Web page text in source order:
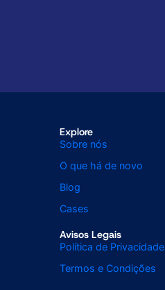
Explore
Sobre nós
O que há de novo
Blog
Cases
Avisos Legais
Política de Privacidade
Termos e Condições